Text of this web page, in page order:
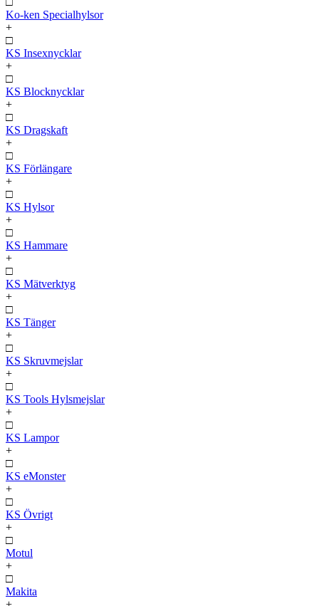
Ko-ken Specialhylsor
+
□
KS Insexnycklar
+
□
KS Blocknycklar
+
□
KS Dragskaft
+
□
KS Förlängare
+
□
KS Hylsor
+
□
KS Hammare
+
□
KS Mätverktyg
+
□
KS Tänger
+
□
KS Skruvmejslar
+
□
KS Tools Hylsmejslar
+
□
KS Lampor
+
□
KS eMonster
+
□
KS Övrigt
+
□
Motul
+
□
Makita